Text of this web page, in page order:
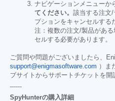
ナビゲーションメニューか
てください。 該当する注文/
プションをキャンセルする
注：複数の注文/製品があ
セルする必要があります。
ご質問や問題がございましたら、
support@enigmasoftware.com ）ま
ブサイトからサポートチケットを開
------
SpyHunterの購入詳細